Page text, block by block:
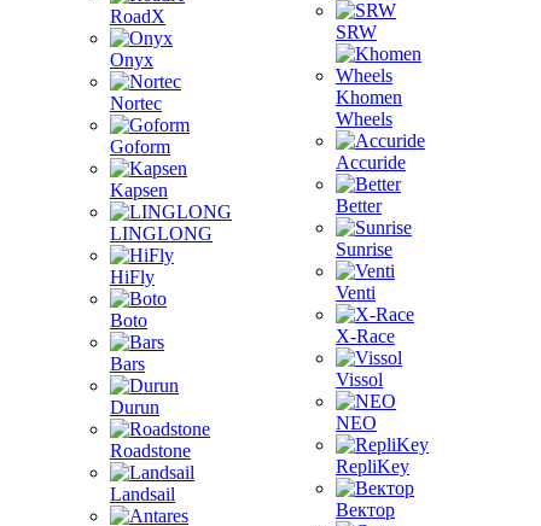
RoadX
Onyx
Nortec
Goform
Kapsen
LINGLONG
HiFly
Boto
Bars
Durun
Roadstone
Landsail
SRW
Khomen
Wheels
Accuride
Better
Sunrise
Venti
X-Race
Vissol
NEO
RepliKey
Вектор